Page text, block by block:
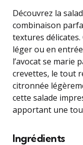
Découvrez la
combinaison
textures
léger ou en
l’avocat se marie
crevettes, le tout
citronnée
cette salade
apportant une
Ingrédients